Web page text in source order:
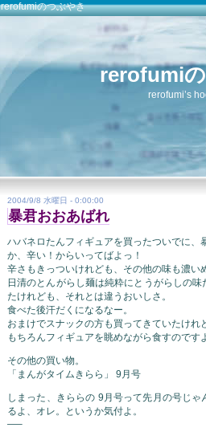
rerofumiのつぶやき
rerofumi
rerofumi’s
2004/9/8 水曜日 - 0:00:00
暴君おおあばれ
ハバネロたんフィギュアを買ったついでに、
か、辛い！からいってばよっ！
辛さもきっついけれども、その他の味も濃い
日清のとんがらし麺は純粋にとうがらしの
たけれども、それとは違うおいしさ。
食べた後汗だくになるなー。
おまけでスナックの方も買ってきていたけれ
もちろんフィギュアを眺めながら食すのです
その他の買い物。
「まんがタイムきらら」 9月号
しまった、きららの 9月号って先月の号じ
るよ、オレ。というか気付よ。
—–